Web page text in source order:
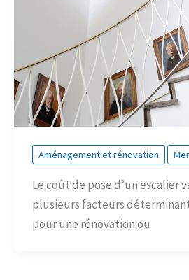
Aménagement et rénovation
Le coût de pose d’un escalier
plusieurs facteurs
pour une rénovation ou